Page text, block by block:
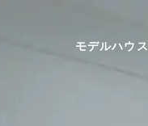
モデルハウス